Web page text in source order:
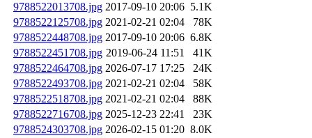
9788522013708.jpg 2017-09-10 20:06 5.1K
9788522125708.jpg 2021-02-21 02:04
78K
9788522448708.jpg 2017-09-10 20:06 6.8K
9788522451708.jpg 2019-06-24 11:51
41K
9788522464708.jpg 2026-07-17 17:25
24K
9788522493708.jpg 2021-02-21 02:04
58K
9788522518708.jpg 2021-02-21 02:04
88K
9788522716708.jpg 2025-12-23 22:41
23K
9788524303708.jpg 2026-02-15 01:20 8.0K